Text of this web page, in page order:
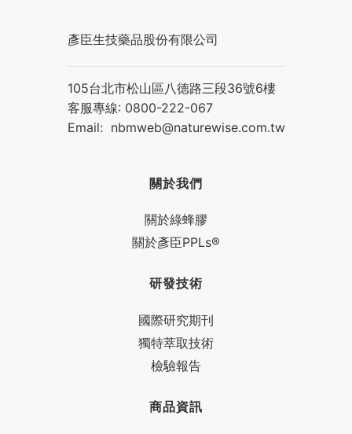
彥臣生技藥品股份有限公司
105台北市松山區八德路三段36號6樓
客服專線: 0800-222-067
Email: nbmweb@naturewise.com.tw
關於我們
關於綠蜂膠
關於彥臣PPLs®
研發技術
國際研究期刊
獨特萃取技術
檢驗報告
商品資訊